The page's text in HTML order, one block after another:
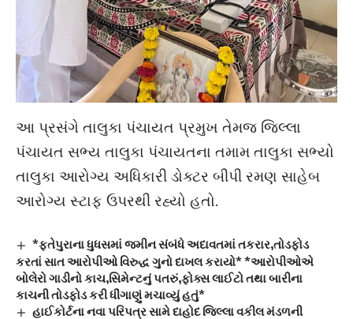
આ પ્રસંગે તાલુકા પંચાયત પ્રમુખ તેમજ જિલ્લા
પંચાયત સભ્ય તાલુકા પંચાયતના તમામ તાલુકા સભ્યો
તાલુકા આરોગ્ય અધિકારી ડોક્ટર બીપી રમણ સાહેબ
આરોગ્ય સ્ટાફ ઉપરથી રહ્યો હતો.
*ફતેપુરાના ધુધસમાં જમીન સંબંધે અદાવતમાં તકરાર,તોડફોડ
કરતાં સાત આરોપીઓ વિરુદ્ધ ગુનો દાખલ કરાયો* *આરોપીઓએ
બોલેરો ગાડીનો કાચ,સિમેન્ટનું પતરું,ફોક્સ લાઈટો તથા બારીના
કાચની તોડફોડ કરી ધીંગાણું મચાવ્યું હતું*
હાઈકોર્ટના નવા પરિપત્ર સામે દાહોદ જિલ્લા વકીલ મંડળની